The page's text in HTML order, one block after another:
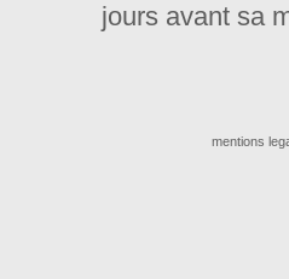
jours avant sa
mentions